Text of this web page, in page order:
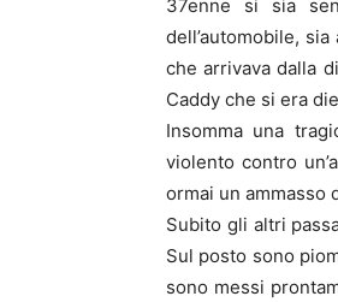
37enne si sia
dell’automobile,
che arrivava dalla
Caddy che si era
Insomma una
violento contro
ormai un ammasso
Subito gli altri
Sul posto sono
sono messi